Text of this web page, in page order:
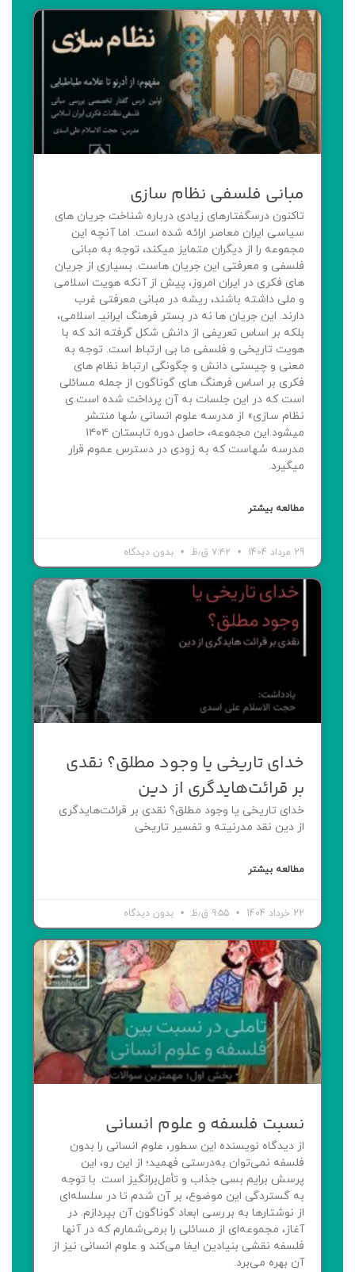
مبانی فلسفی نظام سازی
تاکنون درسگفتارهای زیادی درباره شناخت جریان های
سیاسی ایران معاصر ارائه شده است. اما آنچه این
مجموعه را از دیگران متمایز میکند، توجه به مبانی
فلسفی و معرفتی این جریان هاست. بسیاری از جریان
های فکری در ایران امروز، پیش از آنکه هویت اسلامی
و ملی داشته باشند، ریشه در مبانی معرفتی غرب
دارند. این جریان ها نه در بستر فرهنگ ایرانیـ اسلامی،
بلکه بر اساس تعریفی از دانش شکل گرفته اند که با
هویت تاریخی و فلسفی ما بی ارتباط است. توجه به
معنی و چیستی دانش و چگونگی ارتباط نظام های
فکری بر اساس فرهنگ های گوناگون از جمله مسائلی
است که در این جلسات به آن پرداخت شده است.ی
نظام سازی» از مدرسه علوم انسانی سُها منتشر
میشود.این مجموعه، حاصل دوره تابستان ۱۴۰۴
مدرسه سُهاست که به زودی در دسترس عموم قرار
میگیرد.
مطالعه بیشتر
29 مرداد 1404 بدون دیدگاه
خدای تاریخی یا وجود مطلق؟ نقدی
بر قرائت‌هایدگری از دین
خدای تاریخی یا وجود مطلق؟ نقدی بر قرائت‌هایدگری
از دین نقد مدرنیته و تفسیر تاریخی
مطالعه بیشتر
22 خرداد 1404 بدون دیدگاه
نسبت فلسفه و علوم انسانی
از دیدگاه نویسنده این سطور، علوم انسانی را بدون
فلسفه نمی‌توان به‌درستی فهمید؛ از این رو، این
پرسش برایم بسی جذاب و تأمل‌برانگیز است. با توجه
به گستردگی این موضوع، بر آن شدم تا در سلسله‌ای
از نوشتارها به بررسی ابعاد گوناگون آن بپردازم. در
آغاز، مجموعه‌ای از مسائلی را برمی‌شمارم که در آنها
فلسفه نقشی بنیادین ایفا می‌کند و علوم انسانی نیز از
آن بهره می‌برد.